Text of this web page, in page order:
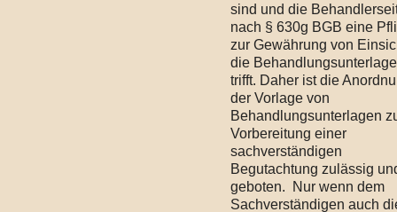
sind und die
nach § 630g BGB eine
zur Gewährung von
die
trifft. Daher ist die
der Vorlage von
Behandlungsunterlagen
Vorbereitung einer
sachverständigen
Begutachtung zulässig
geboten. Nur wenn dem
Sachverständigen auch